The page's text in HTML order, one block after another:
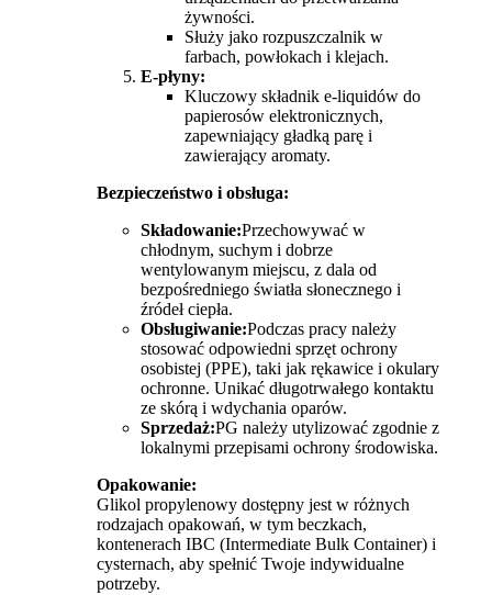
żywności.
Służy jako rozpuszczalnik w
farbach, powłokach i klejach.
E-płyny:
Kluczowy składnik e-liquidów do
papierosów elektronicznych,
zapewniający gładką parę i
zawierający aromaty.
Bezpieczeństwo i obsługa:
Składowanie:Przechowywać w
chłodnym, suchym i dobrze
wentylowanym miejscu, z dala od
bezpośredniego światła słonecznego i
źródeł ciepła.
Obsługiwanie:Podczas pracy należy
stosować odpowiedni sprzęt ochrony
osobistej (PPE), taki jak rękawice i okulary
ochronne. Unikać długotrwałego kontaktu
ze skórą i wdychania oparów.
Sprzedaż:PG należy utylizować zgodnie z
lokalnymi przepisami ochrony środowiska.
Opakowanie:
Glikol propylenowy dostępny jest w różnych
rodzajach opakowań, w tym beczkach,
kontenerach IBC (Intermediate Bulk Container) i
cysternach, aby spełnić Twoje indywidualne
potrzeby.